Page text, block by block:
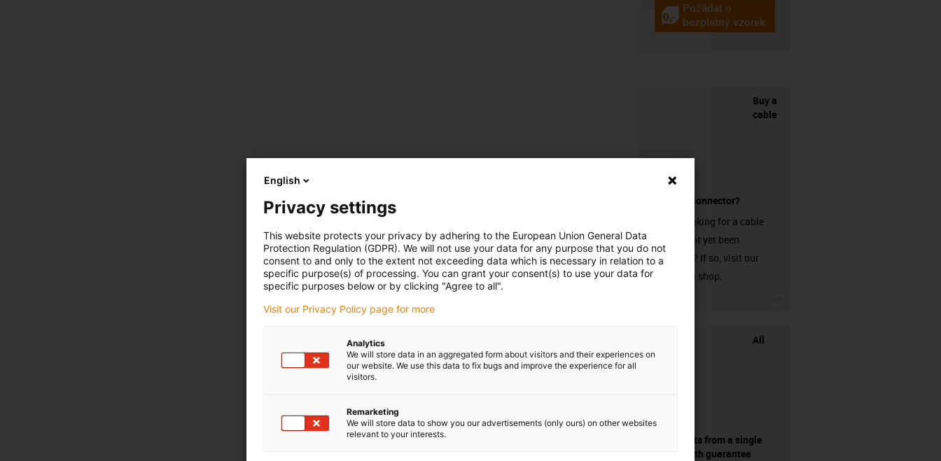
igus-icon-gratismuster
Požádat o
bezplatný vzorek
Buy a
cable
without a connector?
Are you looking for a cable
that has not yet been
harnessed? If so, visit our
chainflex® shop.
All
components from a single
source - with guarantee
English
Privacy settings
This website protects your privacy by adhering to the European Union General Data
Protection Regulation (GDPR). We will not use your data for any purpose that you do not
consent to and only to the extent not exceeding data which is necessary in relation to a
specific purpose(s) of processing. You can grant your consent(s) to use your data for
specific purposes below or by clicking "Agree to all".
Visit our Privacy Policy page for more
Analytics
We will store data in an aggregated form about visitors and their experiences on
our website. We use this data to fix bugs and improve the experience for all
visitors.
Remarketing
We will store data to show you our advertisements (only ours) on other websites
relevant to your interests.